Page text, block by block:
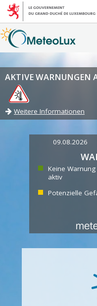
AKTIVE WARNUNGEN
Weitere Informationen
09.08.2026
Keine Warnung
aktiv
Potenzielle